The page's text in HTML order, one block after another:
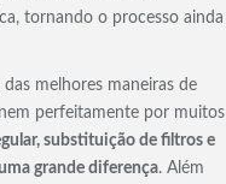
tornando o processo ainda
melhores maneiras de
perfeitamente por muitos
substituição de filtros e
grande diferença. Além